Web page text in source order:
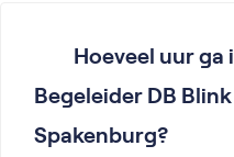
Hoeveel uur ga
Begeleider DB
Spakenburg?